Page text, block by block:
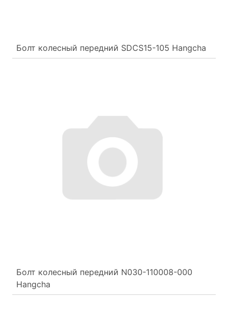
Болт колесный передний SDCS15-105 Hangcha
Болт колесный передний N030-110008-000
Hangcha